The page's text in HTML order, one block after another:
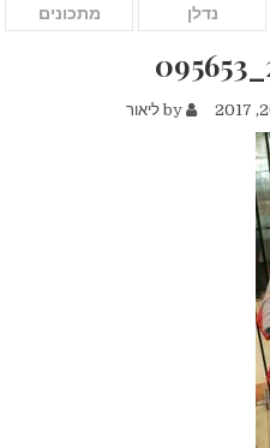
נדלן מתכונים
by ליאור